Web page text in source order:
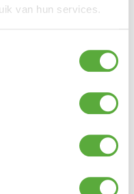
van hun services.